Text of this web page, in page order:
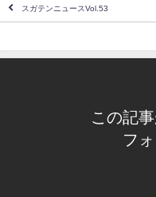
スガテンニュースVol.53
この記
フ